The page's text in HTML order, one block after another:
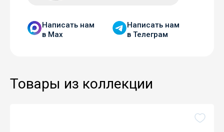
Написать нам
в Мax
Написать нам
в Телеграм
Товары из коллекции